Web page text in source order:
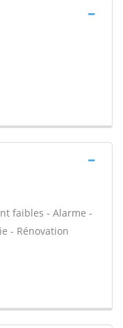
faibles - Alarme -
- Rénovation